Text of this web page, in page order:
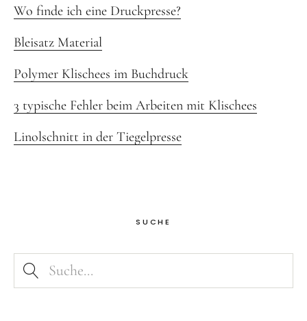
Wo finde ich eine Druckpresse?
Bleisatz Material
Polymer Klischees im Buchdruck
3 typische Fehler beim Arbeiten mit Klischees
Linolschnitt in der Tiegelpresse
SUCHE